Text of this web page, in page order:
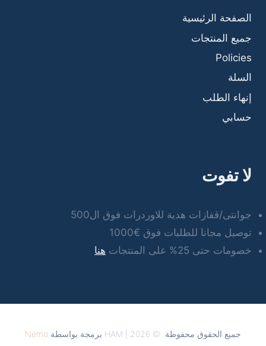
الصفحة الرئيسية
جميع المنتجات
Policies
السلة
إنهاء الطلب
حسابي
لا تفوت
جوانتى/قفازات هدية للاوردرات فوق ال500
توصيل مجانا للطلبات فوق €1000
خصومات حتى 25% على المنتجات
هنا
جميع الحقوق محفوظة. © 2026 | HAM برمجة بواسطة Nemo